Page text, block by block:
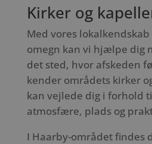
Kirker og
Med vores
omegn kan vi hjælpe dig
det sted, hvor afskeden
kender områdets kirker
kan vejlede dig i forhold
atmosfære, plads og
I Haarby-området findes